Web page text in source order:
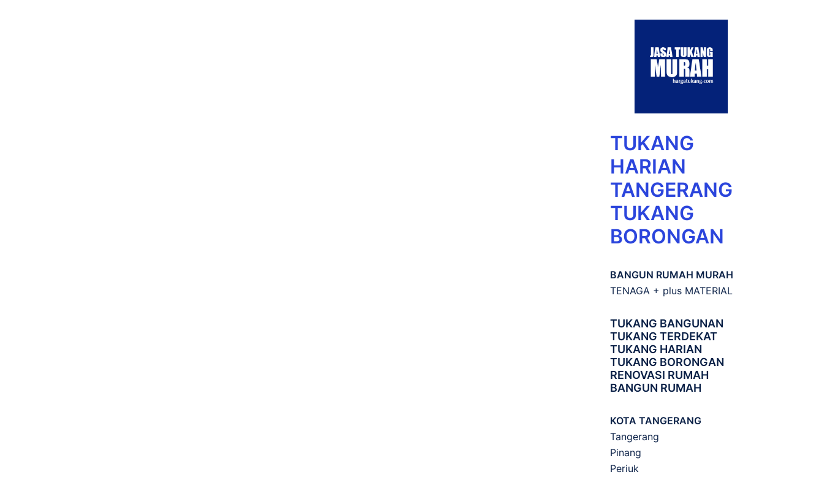
TUKANG
HARIAN
TANGERANG
TUKANG
BORONGAN
BANGUN RUMAH MURAH
TENAGA + plus MATERIAL
TUKANG BANGUNAN
TUKANG TERDEKAT
TUKANG HARIAN
TUKANG BORONGAN
RENOVASI RUMAH
BANGUN RUMAH
KOTA TANGERANG
Tangerang
Pinang
Periuk